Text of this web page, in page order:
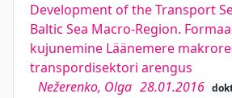
Development of the Transport
Baltic Sea Macro-Region.
kujunemine Läänemere
transpordisektori arengus
Nežerenko, Olga 28.01.2016